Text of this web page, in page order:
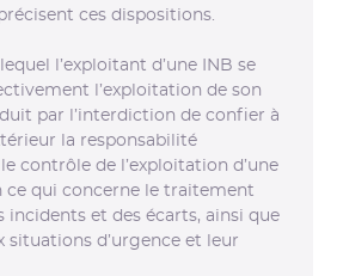
ces dispositions.
l’exploitant d’une INB se
l’exploitation de son
par l’interdiction de confier à
la responsabilité
contrôle de l’exploitation d’une
ce qui concerne le traitement
incidents et des écarts, ainsi que
situations d’urgence et leur